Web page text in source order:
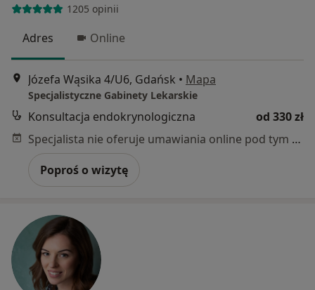
1205 opinii
Adres Online
Józefa Wąsika 4/U6, Gdańsk • Mapa
Specjalistyczne Gabinety Lekarskie
Konsultacja endokrynologiczna
od 330 zł
Specjalista nie oferuje umawiania online pod tym adresem.
Poproś o wizytę